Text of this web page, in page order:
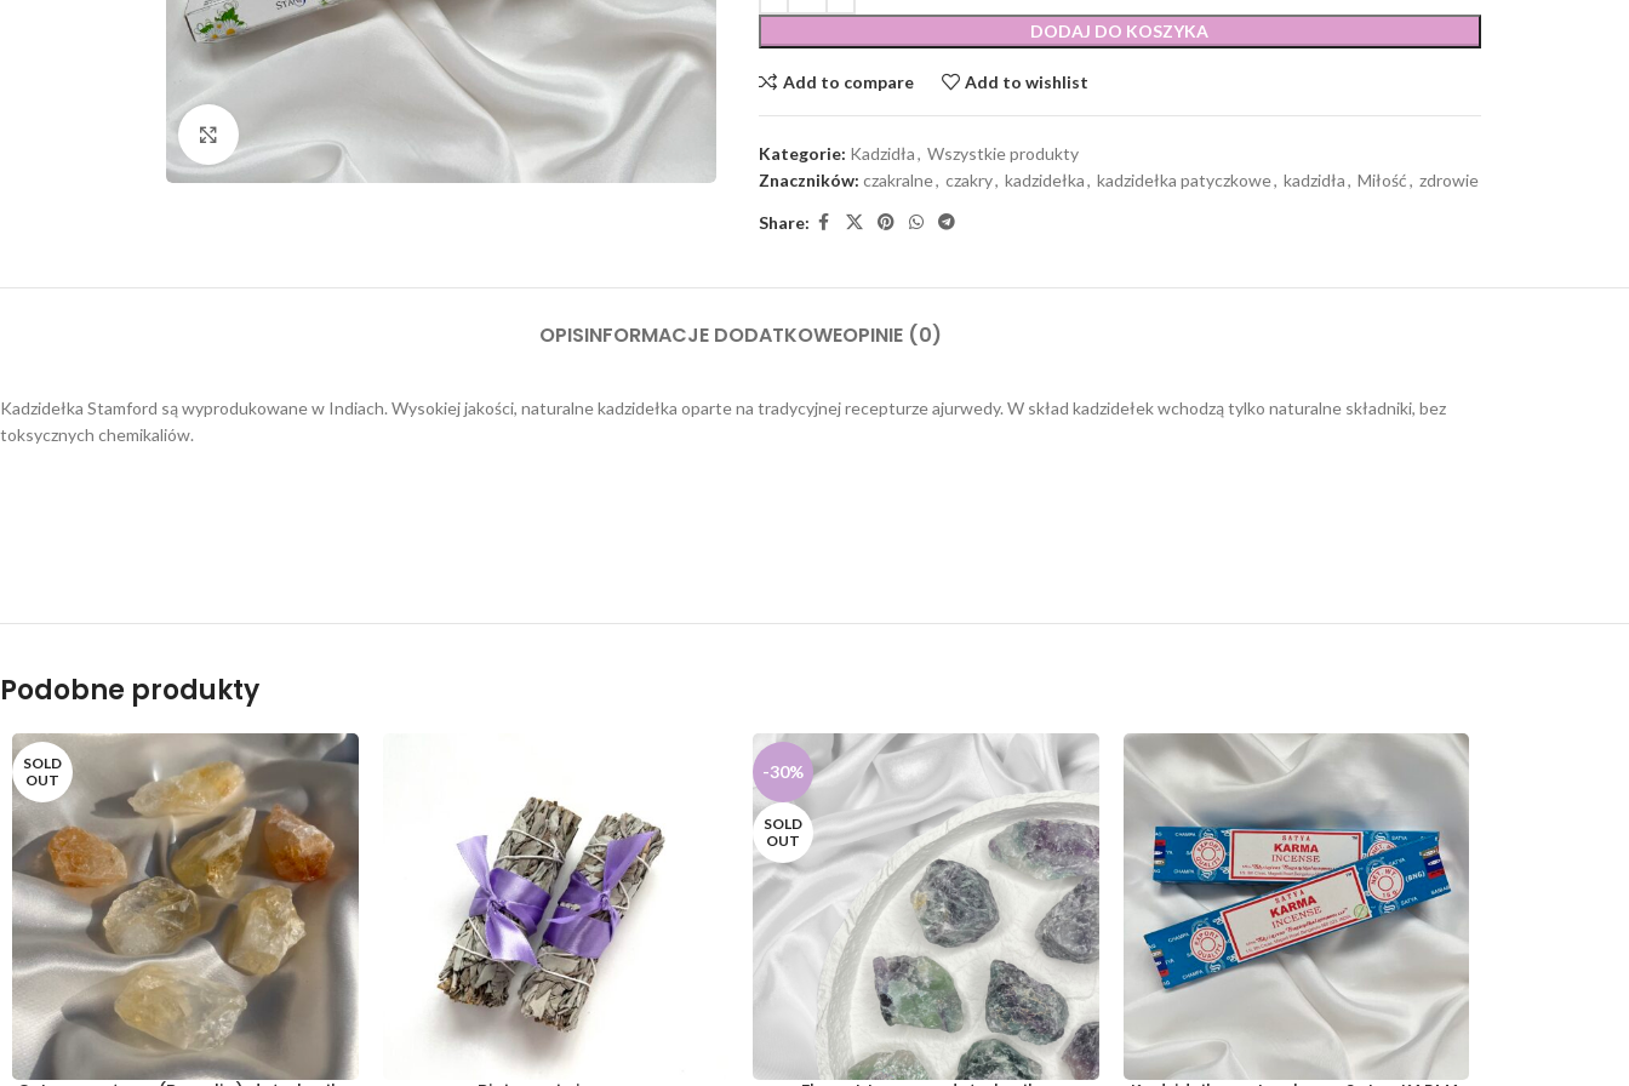
Click to enlarge
DODAJ DO KOSZYKA
Add to compare Add to wishlist
Kategorie: Kadzidła, Wszystkie produkty
Znaczników: czakralne, czakry, kadzidełka, kadzidełka patyczkowe, kadzidła, Miłość, zdrowie
Share:
OPISINFORMACJE DODATKOWEOPINIE (0)
Kadzidełka Stamford są wyprodukowane w Indiach. Wysokiej jakości, naturalne kadzidełka oparte na tradycyjnej recepturze ajurwedy. W skład kadzidełek wchodzą tylko naturalne składniki, bez
toksycznych chemikaliów.
Podobne produkty
SOLD
OUT
-30%
SOLD
OUT